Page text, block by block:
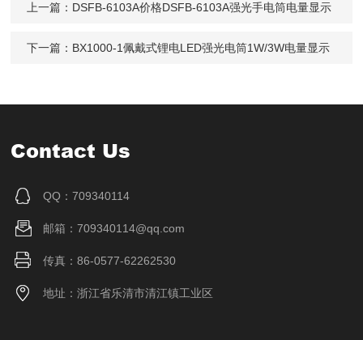
上一篇： DSFB-6103A价格DSFB-6103A强光手电筒电量显示
下一篇： BX1000-1佩戴式锂电LED强光电筒1W/3W电量显示
Contact Us
QQ：709340114
邮箱：709340114@qq.com
传真：86-0577-62262530
地址：浙江省乐清市清江镇工业区